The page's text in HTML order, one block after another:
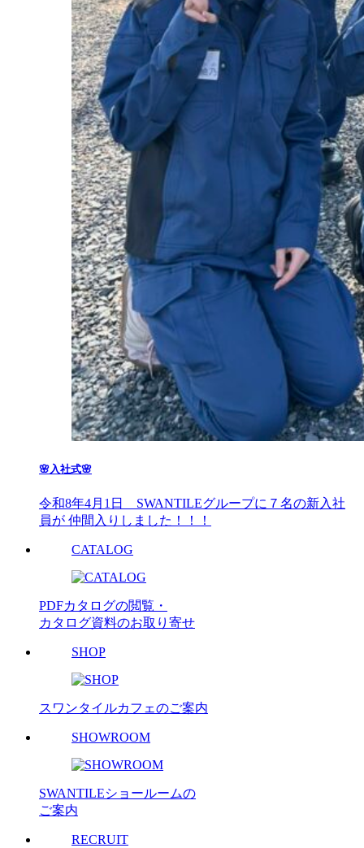
🌸入社式🌸
令和8年4月1日 SWANTILEグループに７名の新入社
員が 仲間入りしました！！！
CATALOG
PDFカタログの閲覧・
カタログ資料のお取り寄せ
SHOP
スワンタイルカフェのご案内
SHOWROOM
SWANTILEショールームの
ご案内
RECRUIT